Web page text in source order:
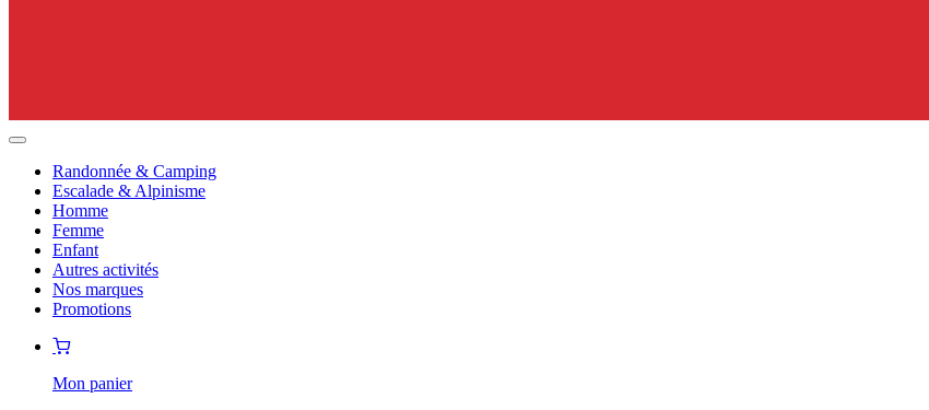
Randonnée & Camping
Escalade & Alpinisme
Homme
Femme
Enfant
Autres activités
Nos marques
Promotions
Mon panier